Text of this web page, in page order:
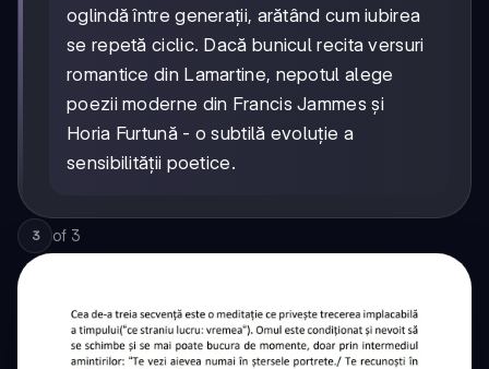
oglindă între generații, arătând cum iubirea
se repetă ciclic. Dacă bunicul recita versuri
romantice din Lamartine, nepotul alege
poezii moderne din Francis Jammes și
Horia Furtună - o subtilă evoluție a
sensibilității poetice.
3 of 3